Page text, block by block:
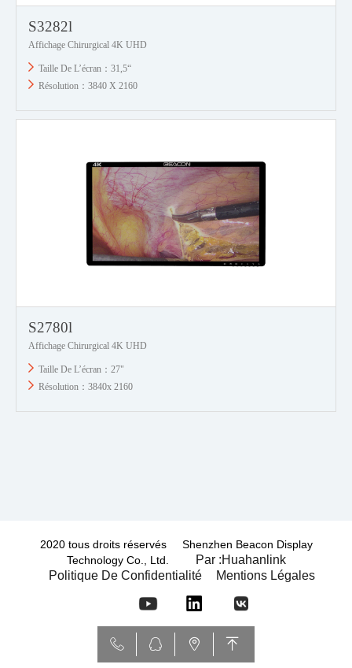
S3282l
Affichage Chirurgical 4K UHD
Taille De L’écran：31,5“
Résolution：3840 X 2160
S2780l
Affichage Chirurgical 4K UHD
Taille De L’écran：27"
Résolution：3840x 2160
2020 tous droits réservés Shenzhen Beacon Display
Technology Co., Ltd.
Par :Huahanlink
Politique De Confidentialité
Mentions Légales